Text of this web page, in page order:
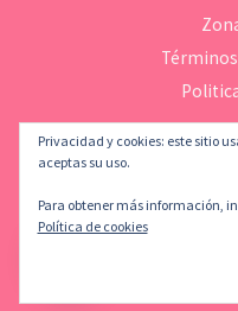
Copyright © 2026
Privacidad y cookies: este sitio
aceptas su uso.
Para obtener más información,
Política de cookies